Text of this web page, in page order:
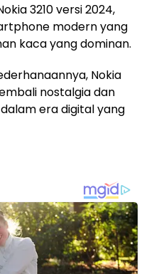
3210 versi 2024,
modern yang
kaca yang dominan.
Nokia
nostalgia dan
era digital yang